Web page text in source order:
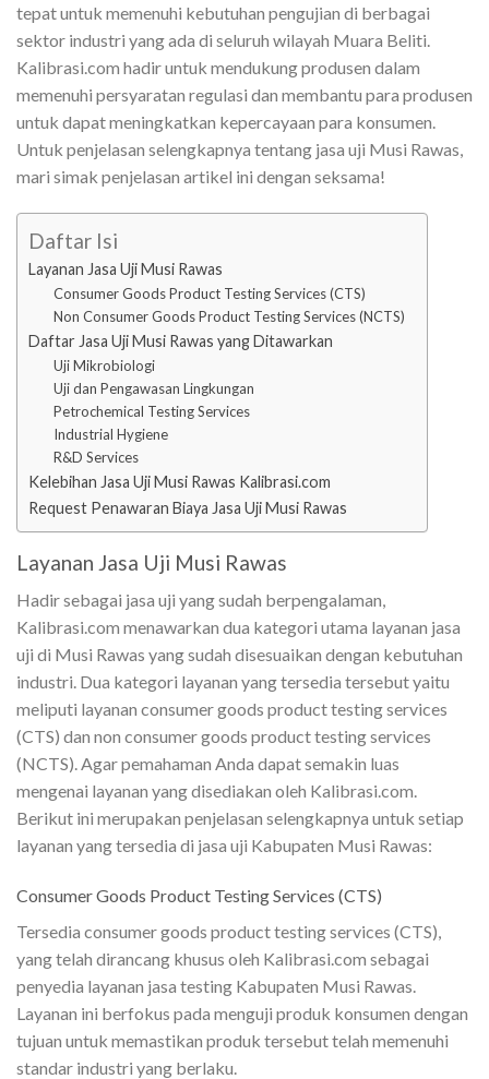
tepat untuk memenuhi kebutuhan pengujian di berbagai
sektor industri yang ada di seluruh wilayah Muara Beliti.
Kalibrasi.com hadir untuk mendukung produsen dalam
memenuhi persyaratan regulasi dan membantu para produsen
untuk dapat meningkatkan kepercayaan para konsumen.
Untuk penjelasan selengkapnya tentang jasa uji Musi Rawas,
mari simak penjelasan artikel ini dengan seksama!
Daftar Isi
Layanan Jasa Uji Musi Rawas
Consumer Goods Product Testing Services (CTS)
Non Consumer Goods Product Testing Services (NCTS)
Daftar Jasa Uji Musi Rawas yang Ditawarkan
Uji Mikrobiologi
Uji dan Pengawasan Lingkungan
Petrochemical Testing Services
Industrial Hygiene
R&D Services
Kelebihan Jasa Uji Musi Rawas Kalibrasi.com
Request Penawaran Biaya Jasa Uji Musi Rawas
Layanan Jasa Uji Musi Rawas
Hadir sebagai jasa uji yang sudah berpengalaman,
Kalibrasi.com menawarkan dua kategori utama layanan jasa
uji di Musi Rawas yang sudah disesuaikan dengan kebutuhan
industri. Dua kategori layanan yang tersedia tersebut yaitu
meliputi layanan consumer goods product testing services
(CTS) dan non consumer goods product testing services
(NCTS). Agar pemahaman Anda dapat semakin luas
mengenai layanan yang disediakan oleh Kalibrasi.com.
Berikut ini merupakan penjelasan selengkapnya untuk setiap
layanan yang tersedia di jasa uji Kabupaten Musi Rawas:
Consumer Goods Product Testing Services (CTS)
Tersedia consumer goods product testing services (CTS),
yang telah dirancang khusus oleh Kalibrasi.com sebagai
penyedia layanan jasa testing Kabupaten Musi Rawas.
Layanan ini berfokus pada menguji produk konsumen dengan
tujuan untuk memastikan produk tersebut telah memenuhi
standar industri yang berlaku.